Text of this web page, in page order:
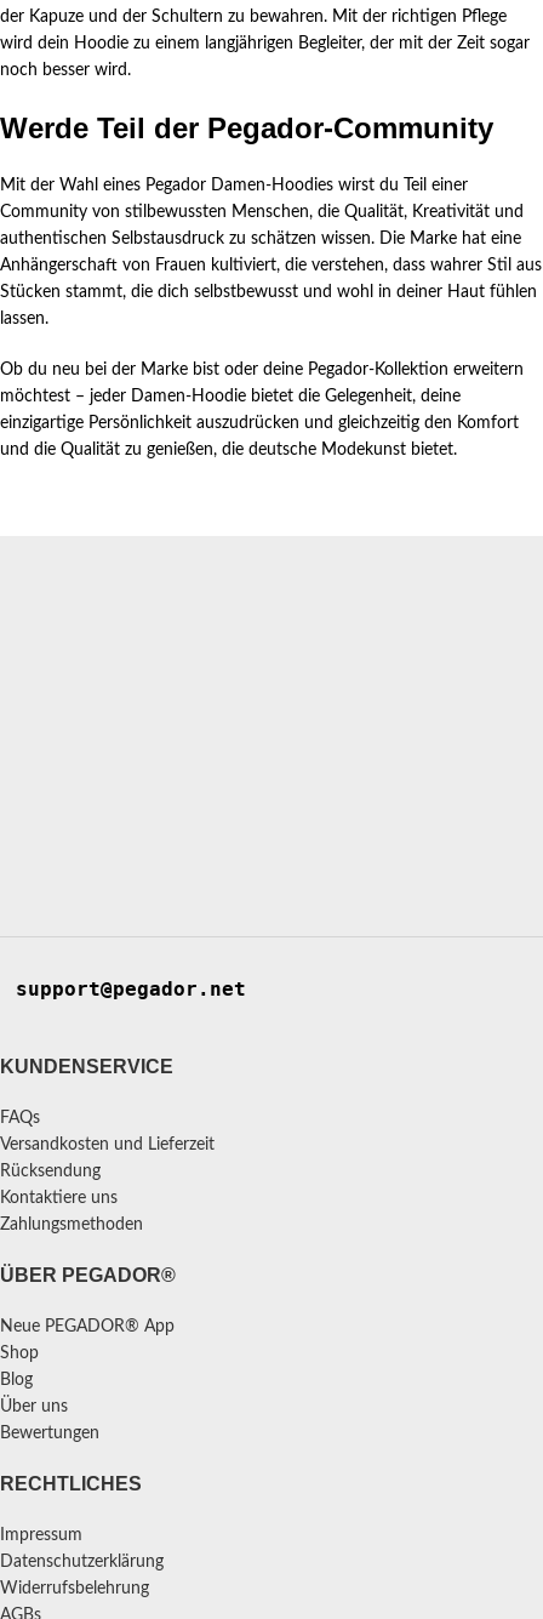
der Kapuze und der Schultern zu bewahren. Mit der richtigen Pflege
wird dein Hoodie zu einem langjährigen Begleiter, der mit der Zeit sogar
noch besser wird.
Werde Teil der Pegador-Community
Mit der Wahl eines Pegador Damen-Hoodies wirst du Teil einer
Community von stilbewussten Menschen, die Qualität, Kreativität und
authentischen Selbstausdruck zu schätzen wissen. Die Marke hat eine
Anhängerschaft von Frauen kultiviert, die verstehen, dass wahrer Stil aus
Stücken stammt, die dich selbstbewusst und wohl in deiner Haut fühlen
lassen.
Ob du neu bei der Marke bist oder deine Pegador-Kollektion erweitern
möchtest – jeder Damen-Hoodie bietet die Gelegenheit, deine
einzigartige Persönlichkeit auszudrücken und gleichzeitig den Komfort
und die Qualität zu genießen, die deutsche Modekunst bietet.
support@pegador.net
KUNDENSERVICE
FAQs
Versandkosten und Lieferzeit
Rücksendung
Kontaktiere uns
Zahlungsmethoden
ÜBER PEGADOR®
Neue PEGADOR® App
Shop
Blog
Über uns
Bewertungen
RECHTLICHES
Impressum
Datenschutzerklärung
Widerrufsbelehrung
AGBs